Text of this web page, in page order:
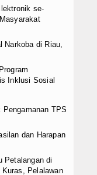
se-
Narkoba di Riau,
Inklusi Sosial
TPS
dan Harapan
Petalangan di
Pelalawan